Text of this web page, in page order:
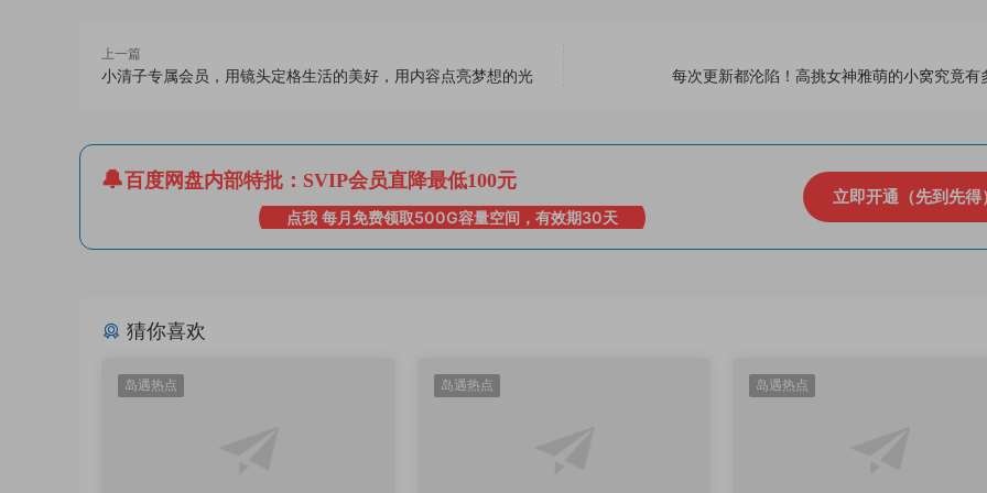
上一篇
小清子专属会员，用镜头定格生活的美好，用内容点亮梦想的光 每次更新都沦陷！高挑女神雅萌的小窝究竟有
百度网盘内部特批：SVIP会员直降最低100元
点我 每月免费领取500G容量空间，有效期30天
立即开通（先到先得）
猜你喜欢
岛遇热点 岛遇热点 岛遇热点